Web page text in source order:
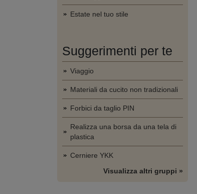
Estate nel tuo stile
Suggerimenti per te
Viaggio
Materiali da cucito non tradizionali
Forbici da taglio PIN
Realizza una borsa da una tela di
plastica
Cerniere YKK
Visualizza altri gruppi »